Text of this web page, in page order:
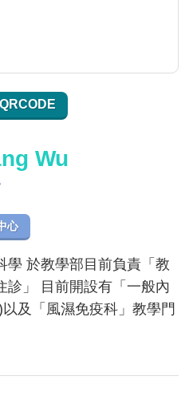
Wu
心
學 於教學部目前負責「教
診」 目前開設有「一般內
及「風濕免疫科」教學門